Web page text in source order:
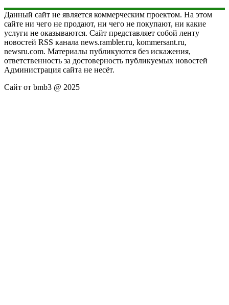
Данный сайт не является коммерческим проектом. На этом
сайте ни чего не продают, ни чего не покупают, ни какие
услуги не оказываются. Сайт представляет собой ленту
новостей RSS канала news.rambler.ru, kommersant.ru,
newsru.com. Материалы публикуются без искажения,
ответственность за достоверность публикуемых новостей
Администрация сайта не несёт.
Сайт от bmb3 @ 2025